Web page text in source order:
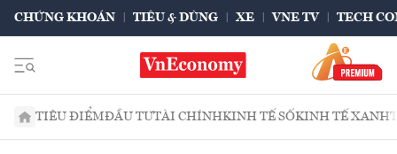
CHỨNG KHOÁN TIÊU & DÙNG XE VNE TV TECH
TIÊU ĐIỂMĐẦU TƯTÀI CHÍNHKINH TẾ SỐKINH TẾ XANH